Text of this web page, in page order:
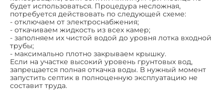
будет использоваться. Процедура несложная,
потребуется действовать по следующей схеме:
- отключаем от электроснабжения;
- откачиваем жидкость из всех камер;
- заполняем их чистой водой до уровня лотка входной
трубы;
- максимально плотно закрываем крышку.
Если на участке высокий уровень грунтовых вод,
запрещается полная откачка воды. В нужный момент
запустить септик в полноценную эксплуатацию не
составит труда.